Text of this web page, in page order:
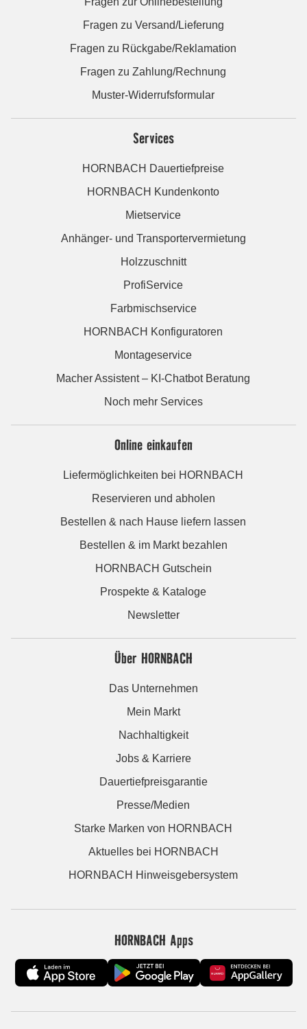
Fragen zu Versand/Lieferung
Fragen zu Rückgabe/Reklamation
Fragen zu Zahlung/Rechnung
Muster-Widerrufsformular
Services
HORNBACH Dauertiefpreise
HORNBACH Kundenkonto
Mietservice
Anhänger- und Transportervermietung
Holzzuschnitt
ProfiService
Farbmischservice
HORNBACH Konfiguratoren
Montageservice
Macher Assistent – KI-Chatbot Beratung
Noch mehr Services
Online einkaufen
Liefermöglichkeiten bei HORNBACH
Reservieren und abholen
Bestellen & nach Hause liefern lassen
Bestellen & im Markt bezahlen
HORNBACH Gutschein
Prospekte & Kataloge
Newsletter
Über HORNBACH
Das Unternehmen
Mein Markt
Nachhaltigkeit
Jobs & Karriere
Dauertiefpreisgarantie
Presse/Medien
Starke Marken von HORNBACH
Aktuelles bei HORNBACH
HORNBACH Hinweisgebersystem
HORNBACH Apps